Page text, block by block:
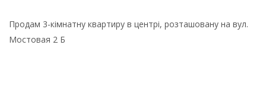
Продам 3-кімнатну квартиру в центрі, розташовану на вул.
Мостовая 2 Б